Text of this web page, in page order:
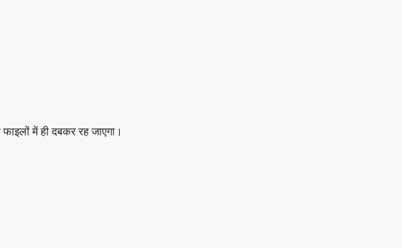
में ही दबकर रह जाएगा।